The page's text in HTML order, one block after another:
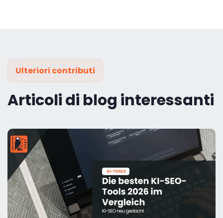
Ulteriori contributi
Articoli di blog interessanti